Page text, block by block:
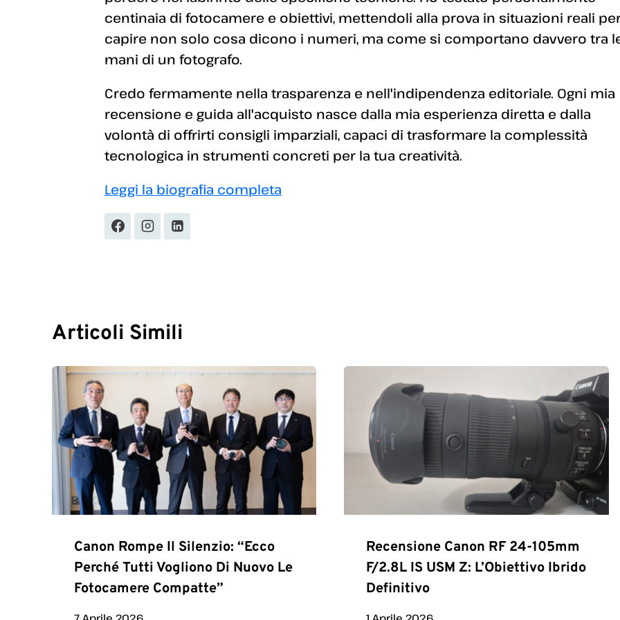
centinaia di fotocamere e obiettivi, mettendoli alla prova in situazioni reali
capire non solo cosa dicono i numeri, ma come si comportano davvero tra
mani di un fotografo.
Credo fermamente nella trasparenza e nell'indipendenza editoriale. Ogni mia
recensione e guida all'acquisto nasce dalla mia esperienza diretta e dalla
volontà di offrirti consigli imparziali, capaci di trasformare la complessità
tecnologica in strumenti concreti per la tua creatività.
Leggi la biografia completa
Articoli Simili
Canon Rompe Il Silenzio: “Ecco
Perché Tutti Vogliono Di Nuovo Le
Fotocamere Compatte”
Recensione Canon RF 24-105mm
F/2.8L IS USM Z: L’Obiettivo Ibrido
Definitivo